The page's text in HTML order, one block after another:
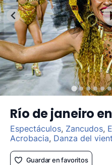
Río de janeiro
Espectáculos, Zancudos,
Acrobacia, Danza del
Guardar en favoritos